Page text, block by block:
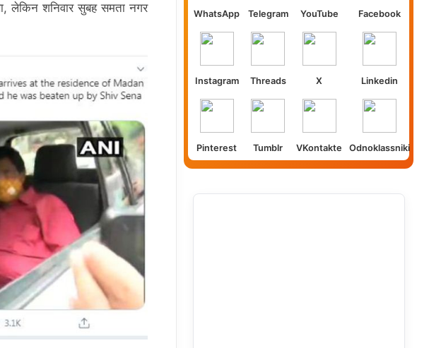
लेकिन शनिवार सुबह समता नगर
WhatsApp Telegram YouTube Facebook
Instagram Threads X Linkedin
Pinterest Tumblr VKontakte Odnoklassniki